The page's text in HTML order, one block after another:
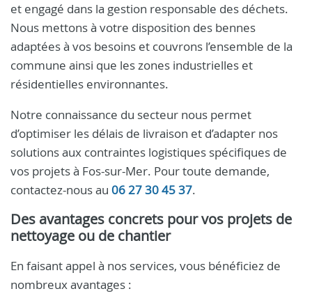
et engagé dans la gestion responsable des déchets.
Nous mettons à votre disposition des bennes
adaptées à vos besoins et couvrons l’ensemble de la
commune ainsi que les zones industrielles et
résidentielles environnantes.
Notre connaissance du secteur nous permet
d’optimiser les délais de livraison et d’adapter nos
solutions aux contraintes logistiques spécifiques de
vos projets à Fos-sur-Mer. Pour toute demande,
contactez-nous au 06 27 30 45 37.
Des avantages concrets pour vos projets de
nettoyage ou de chantier
En faisant appel à nos services, vous bénéficiez de
nombreux avantages :